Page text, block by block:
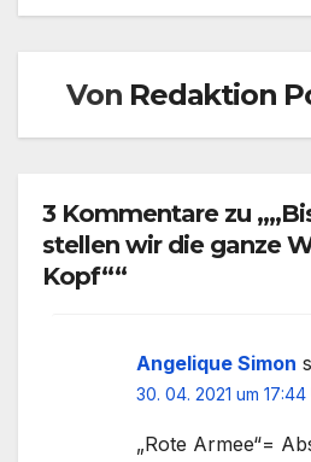
Von Redaktion
3 Kommentare zu
stellen wir die ganze
Kopf““
Angelique Simon
30. 04. 2021 um 17:44
„Rote Armee“=